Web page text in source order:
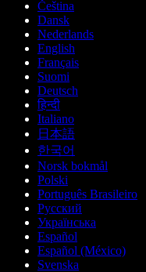
Čeština
Dansk
Nederlands
English
Français
Suomi
Deutsch
हिन्दी
Italiano
日本語
한국어
Norsk bokmål
Polski
Português Brasileiro
Русский
Українська
Español
Español (México)
Svenska